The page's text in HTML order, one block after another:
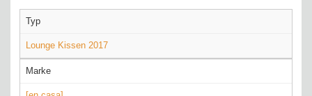
Typ
Lounge Kissen 2017
Marke